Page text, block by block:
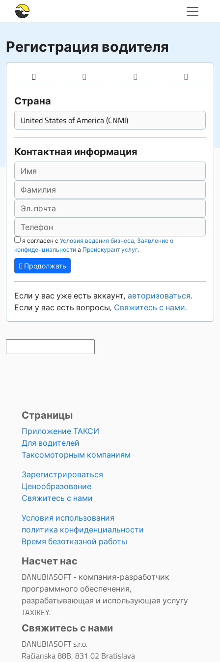
Регистрация водителя
Страна
Контактная информация
я согласен с Условия ведения бизнеса, Заявление о
конфиденциальностиа Прейскурант услуг.
Продолжать
Если у вас уже есть аккаунт, авторизоваться.
Если у вас есть вопросы, Свяжитесь с нами.
Страницы
Приложение ТАКСИ
Для водителей
Таксомоторным компаниям
Зарегистрироваться
Ценообразование
Свяжитесь с нами
Условия использования
политика конфиденциальности
Время безотказной работы
Насчет нас
DANUBIASOFT - компания-разработчик
программного обеспечения,
разрабатывающая и использующая услугу
TAXIKEY.
Свяжитесь с нами
DANUBIASOFT s.r.o.
Račianska 88B, 831 02 Bratislava